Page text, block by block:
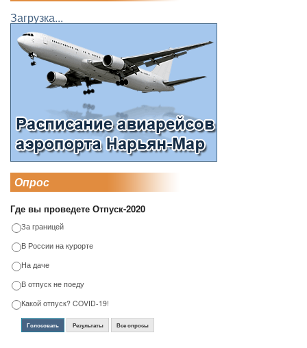
Загрузка...
Опрос
Где вы проведете Отпуск-2020
За границей
В России на курорте
На даче
В отпуск не поеду
Какой отпуск? COVID-19!
Голосовать Результаты Все опросы